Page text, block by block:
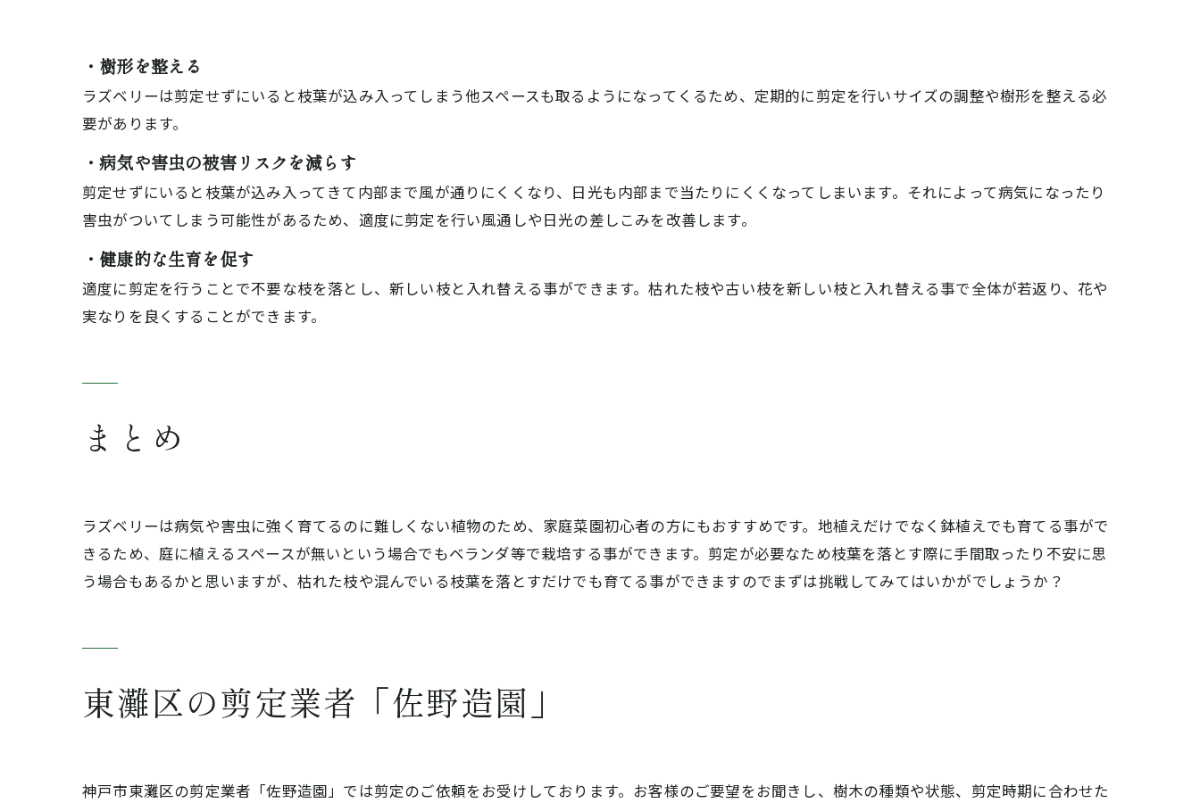
・樹形を整える
ラズベリーは剪定せずにいると枝葉が込み入ってしまう他スペースも取るようになってくるため、定期的に剪定を行いサイズの調整や樹形を整える必
要があります。
・病気や害虫の被害リスクを減らす
剪定せずにいると枝葉が込み入ってきて内部まで風が通りにくくなり、日光も内部まで当たりにくくなってしまいます。それによって病気になったり
害虫がついてしまう可能性があるため、適度に剪定を行い風通しや日光の差しこみを改善します。
・健康的な生育を促す
適度に剪定を行うことで不要な枝を落とし、新しい枝と入れ替える事ができます。枯れた枝や古い枝を新しい枝と入れ替える事で全体が若返り、花や
実なりを良くすることができます。
まとめ
ラズベリーは病気や害虫に強く育てるのに難しくない植物のため、家庭菜園初心者の方にもおすすめです。地植えだけでなく鉢植えでも育てる事がで
きるため、庭に植えるスペースが無いという場合でもベランダ等で栽培する事ができます。剪定が必要なため枝葉を落とす際に手間取ったり不安に思
う場合もあるかと思いますが、枯れた枝や混んでいる枝葉を落とすだけでも育てる事ができますのでまずは挑戦してみてはいかがでしょうか？
東灘区の剪定業者「佐野造園」
神戸市東灘区の剪定業者「佐野造園」では剪定のご依頼をお受けしております。お客様のご要望をお聞きし、樹木の種類や状態、剪定時期に合わせた